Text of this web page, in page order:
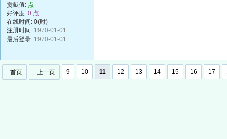
贡献值: 点
好评度: 0 点
在线时间: 0(时)
注册时间: 1970-01-01
最后登录: 1970-01-01
首页 上一页 9 10 11 12 13 14 15 16 17